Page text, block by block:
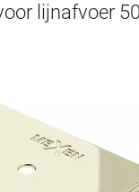
lijnafvoer